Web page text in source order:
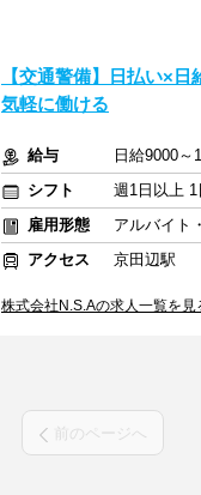
【交通警備】日払い×
気軽に働ける
給与
日給9000
シフト
週1日以上
雇用形態
アルバイト
アクセス
京田辺駅
株式会社N.S.Aの求人一覧を見
前のページへ